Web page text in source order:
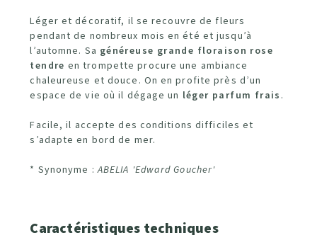
Léger et décoratif, il se recouvre de fleurs
pendant de nombreux mois en été et jusqu’à
l’automne. Sa généreuse grande floraison rose
tendre en trompette procure une ambiance
chaleureuse et douce. On en profite près d’un
espace de vie où il dégage un léger parfum frais .
Facile, il accepte des conditions difficiles et
s’adapte en bord de mer.
* Synonyme :ABELIA 'Edward Goucher'
Caractéristiques techniques